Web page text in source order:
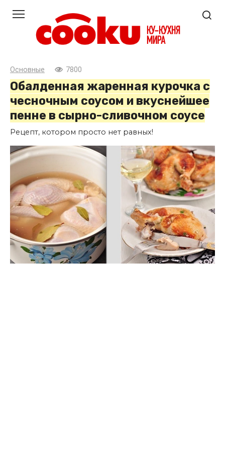
контенту
Основные 7800
Обалденная жаренная курочка с
чесночным соусом и вкуснейшее
пенне в сырно-сливочном соусе
Рецепт, котором просто нет равных!